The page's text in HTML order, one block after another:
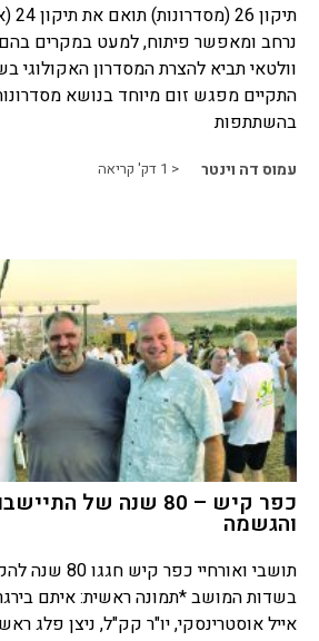
נרחב ומאפשר פיתוח, למעט במקרים
וולטאי תביא להצרת המסדרון האקולוגי
התקיים מפגש זום מיוחד בנושא
בהשתתפות
עמוס דה וינטר < 1 דק' קריאה
כפר קיש – 80 שנה של
והגשמה
תושבי ואורחיי
בשדות המושב *תמונה ראשית: איתם
אייל אוסטרינסקי, יו"ר קק"ל, ניצן פלג